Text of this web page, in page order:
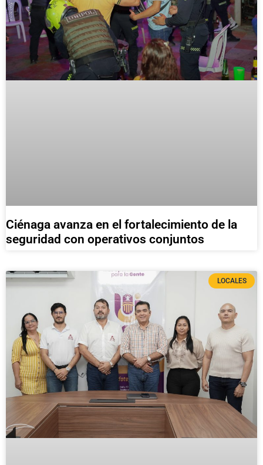
Ciénaga avanza en el fortalecimiento de la
seguridad con operativos conjuntos
LOCALES